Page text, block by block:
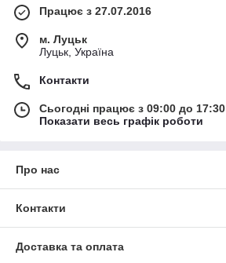
Працює з 27.07.2016
м. Луцьк
Луцьк, Україна
Контакти
Сьогодні працює з 09:00 до 17:30
Показати весь графік роботи
Про нас
Контакти
Доставка та оплата